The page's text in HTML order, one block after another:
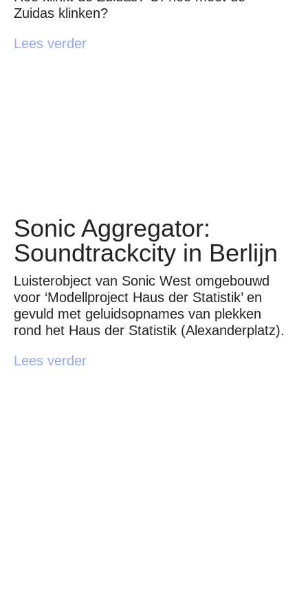
Zuidas klinken?
Lees verder
Sonic Aggregator:
Soundtrackcity in Berlijn
Luisterobject van Sonic West omgebouwd
voor ‘Modellproject Haus der Statistik’ en
gevuld met geluidsopnames van plekken
rond het Haus der Statistik (Alexanderplatz).
Lees verder